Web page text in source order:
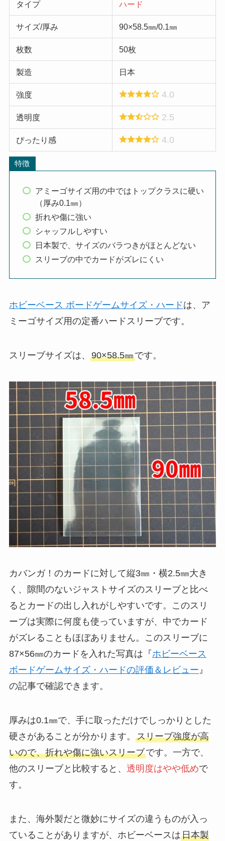
タイプ ハード
サイズ/厚み 90×58.5㎜/0.1㎜
枚数 50枚
製造 日本
強度 4.0
透明度 2.5
ぴったり感 4.0
特徴
アミーゴサイズ用の中ではトップクラスに硬い
（厚み0.1㎜）
折れや傷に強い
シャッフルしやすい
日本製で、サイズのバラつきがほとんどない
スリーブの中でカードがズレにくい
ホビーベース ボードゲームサイズ・ハードは、ア
ミーゴサイズ用の定番ハードスリーブです。
スリーブサイズは、 90×58.5㎜です。
カバンガ！のカードに対して縦3㎜・横2.5㎜大き
く、隙間のないジャストサイズのスリーブと比べ
るとカードの出し入れがしやすいです。このスリ
ーブは実際に何度も使っていますが、中でカード
がズレることもほぼありません。このスリーブに
87×56㎜のカードを入れた写真は『ホビーベース
ボードゲームサイズ・ハードの評価＆レビュー』
の記事で確認できます。
厚みは0.1㎜で、手に取っただけでしっかりとした
硬さがあることが分かります。 スリーブ強度が高
いので、折れや傷に強いスリーブです。一方で、
他のスリーブと比較すると、 透明度はやや低めで
す。
また、海外製だと微妙にサイズの違うものが入っ
ていることがありますが、ホビーベースは日本製